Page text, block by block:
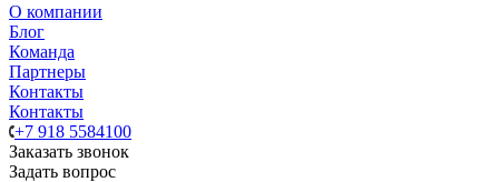
О компании
Блог
Команда
Партнеры
Контакты
Контакты
+7 918 5584100
Заказать звонок
Задать вопрос